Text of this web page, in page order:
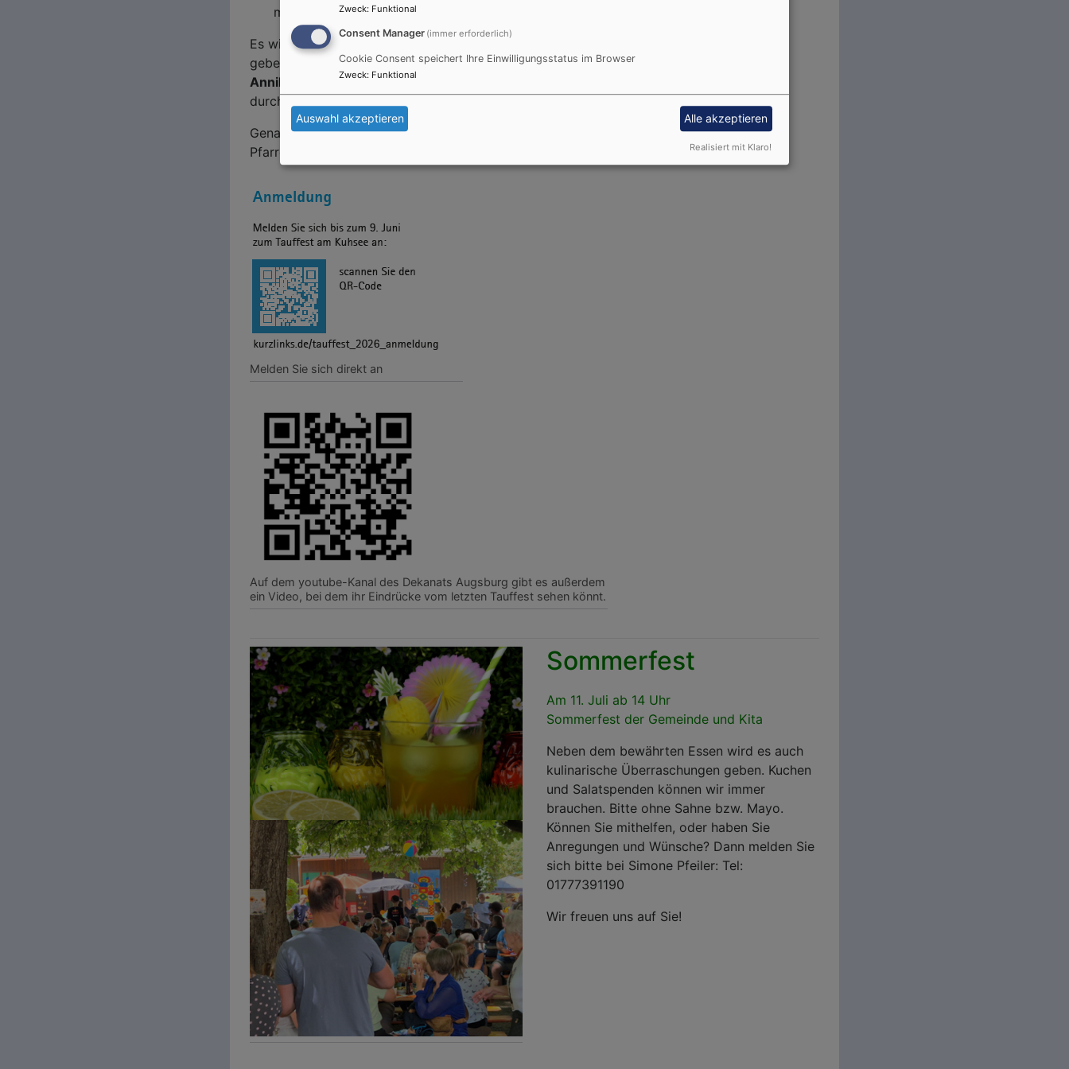
mit!
Es wird mehrere Taufstationen im Wasser und am Ufer
geben. Die Taufe kann je nach Wunsch vonPfarrerin
Annika Henke
oder einer anderen Pfarrperson
durchgeführt werden.
Genauere Infos gibt es im Pfarrbüro St. Markus, bei
Pfarrerin Annika Henke oder im Dekanat Augsburg.
Melden Sie sich direkt an
Auf dem youtube-Kanal des Dekanats Augsburg gibt es außerdem
ein Video, bei dem ihr Eindrücke vom letzten Tauffest sehen könnt.
Sommerfest
Am 11. Juli ab 14 Uhr
Sommerfest der Gemeinde und Kita
Neben dem bewährten Essen wird es auch
kulinarische Überraschungen geben. Kuchen
und Salatspenden können wir immer
brauchen. Bitte ohne Sahne bzw. Mayo.
Können Sie mithelfen, oder haben Sie
Anregungen und Wünsche? Dann melden Sie
sich bitte bei Simone Pfeiler: Tel:
01777391190
Wir freuen uns auf Sie!
Zweck: Funktional
Consent Manager (immer erforderlich)
Cookie Consent speichert Ihre Einwilligungsstatus im Browser
Zweck: Funktional
Auswahl akzeptieren Alle akzeptieren
Realisiert mit Klaro!